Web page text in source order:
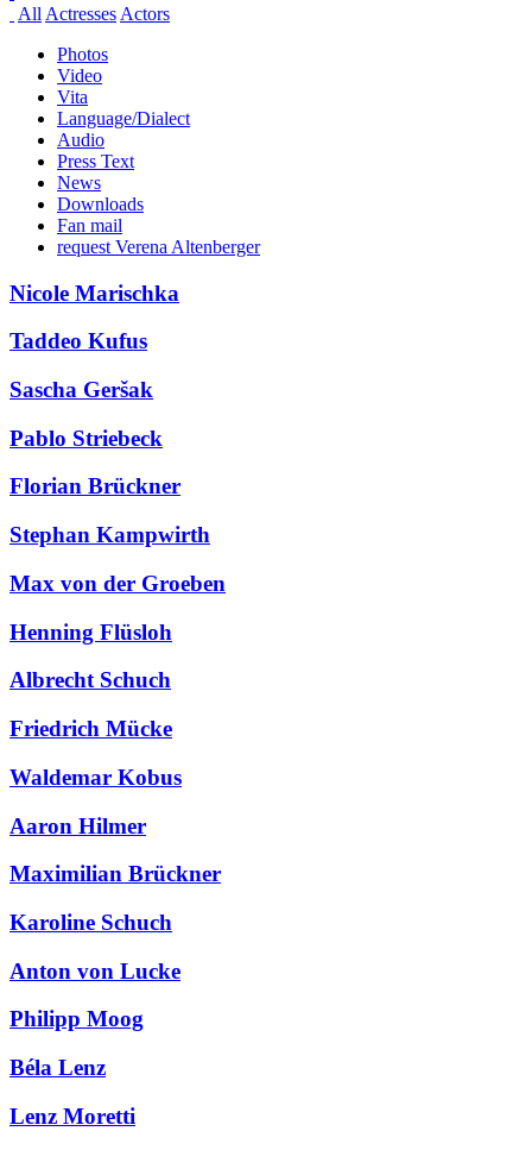
All Actresses Actors
Photos
Video
Vita
Language/Dialect
Audio
Press Text
News
Downloads
Fan mail
request Verena Altenberger
Nicole Marischka
Taddeo Kufus
Sascha Geršak
Pablo Striebeck
Florian Brückner
Stephan Kampwirth
Max von der Groeben
Henning Flüsloh
Albrecht Schuch
Friedrich Mücke
Waldemar Kobus
Aaron Hilmer
Maximilian Brückner
Karoline Schuch
Anton von Lucke
Philipp Moog
Béla Lenz
Lenz Moretti